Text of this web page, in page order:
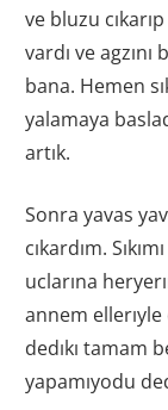
ve bluzu
vardı ve
bana. Hemen
yalamaya
artık.
Sonra yavas
cıkardım.
uclarına
annem ellerıyle
dedıkı tamam
yapamıyodu